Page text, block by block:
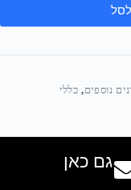
נוספים, כללי
גם כאן